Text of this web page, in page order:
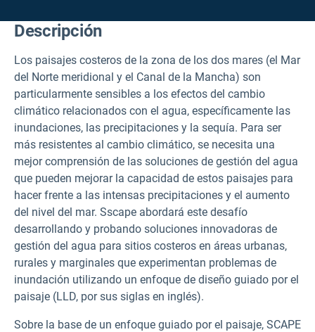
Descripción
Los paisajes costeros de la zona de los dos mares (el Mar
del Norte meridional y el Canal de la Mancha) son
particularmente sensibles a los efectos del cambio
climático relacionados con el agua, específicamente las
inundaciones, las precipitaciones y la sequía. Para ser
más resistentes al cambio climático, se necesita una
mejor comprensión de las soluciones de gestión del agua
que pueden mejorar la capacidad de estos paisajes para
hacer frente a las intensas precipitaciones y el aumento
del nivel del mar. Sscape abordará este desafío
desarrollando y probando soluciones innovadoras de
gestión del agua para sitios costeros en áreas urbanas,
rurales y marginales que experimentan problemas de
inundación utilizando un enfoque de diseño guiado por el
paisaje (LLD, por sus siglas en inglés).
Sobre la base de un enfoque guiado por el paisaje, SCAPE